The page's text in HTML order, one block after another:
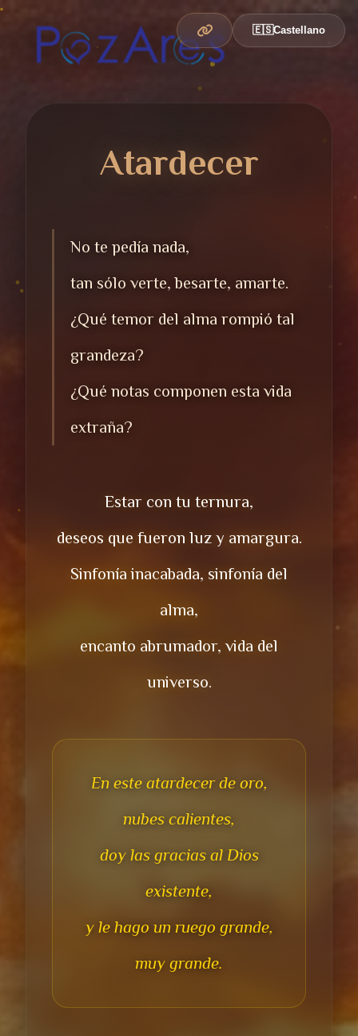
🇪🇸Castellano
Atardecer
No te pedía nada,
tan sólo verte, besarte, amarte.
¿Qué temor del alma rompió tal
grandeza?
¿Qué notas componen esta vida
extraña?
Estar con tu ternura,
deseos que fueron luz y amargura.
Sinfonía inacabada, sinfonía del
alma,
encanto abrumador, vida del
universo.
En este atardecer de oro,
nubes calientes,
doy las gracias al Dios
existente,
y le hago un ruego grande,
muy grande.